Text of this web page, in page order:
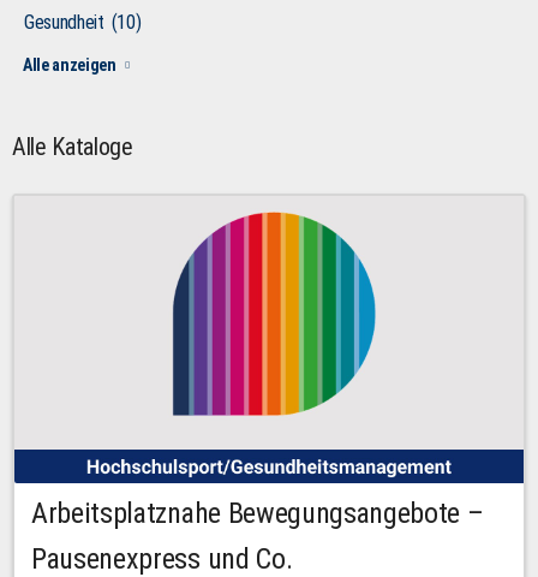
Gesundheit (10)
Alle anzeigen
Alle Kataloge
Arbeitsplatznahe Bewegungsangebote –
Pausenexpress und Co.